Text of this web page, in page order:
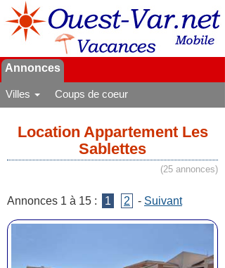
Annonces
Villes Coups de coeur
Location Appartement Les
Sablettes
(25 annonces)
Annonces 1 à 15 : 1 2 - Suivant